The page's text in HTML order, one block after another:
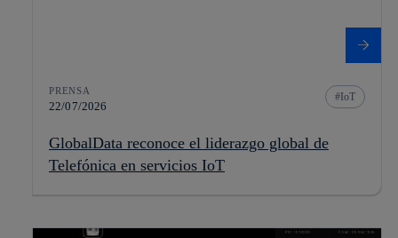
PRENSA
22/07/2026
IoT
GlobalData reconoce el liderazgo global de
Telefónica en servicios IoT